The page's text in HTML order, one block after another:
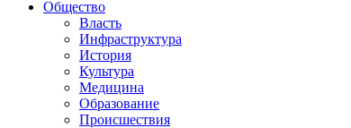
Общество
Власть
Инфраструктура
История
Культура
Медицина
Образование
Происшествия